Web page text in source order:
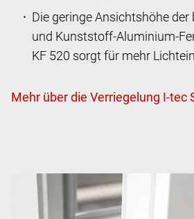
Die geringe Ansichtshöhe
und Kunststoff-Aluminium-
KF 520 sorgt für mehr